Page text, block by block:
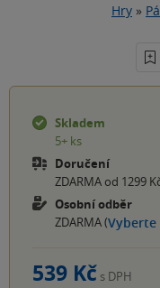
Hry »
Skladem
5+ ks
Doručení
ZDARMA od 1299
Osobní odběr
ZDARMA (
539 Kč s DPH